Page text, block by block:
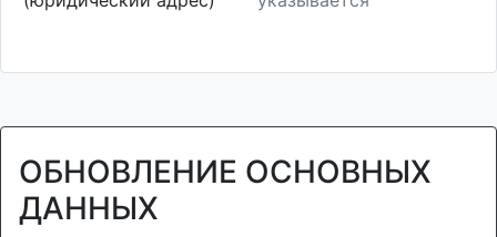
ОБНОВЛЕНИЕ ОСНОВНЫХ
ДАННЫХ